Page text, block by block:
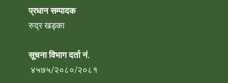
प्रधान सम्पादक
रुद्र खड्का
सूचना विभाग दर्ता नं.
४५७५/२०८०/२०८१